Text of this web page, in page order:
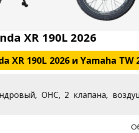
XR 190L 2026
XR 190L 2026 и Yamaha TW
OHC, 2 клапана,